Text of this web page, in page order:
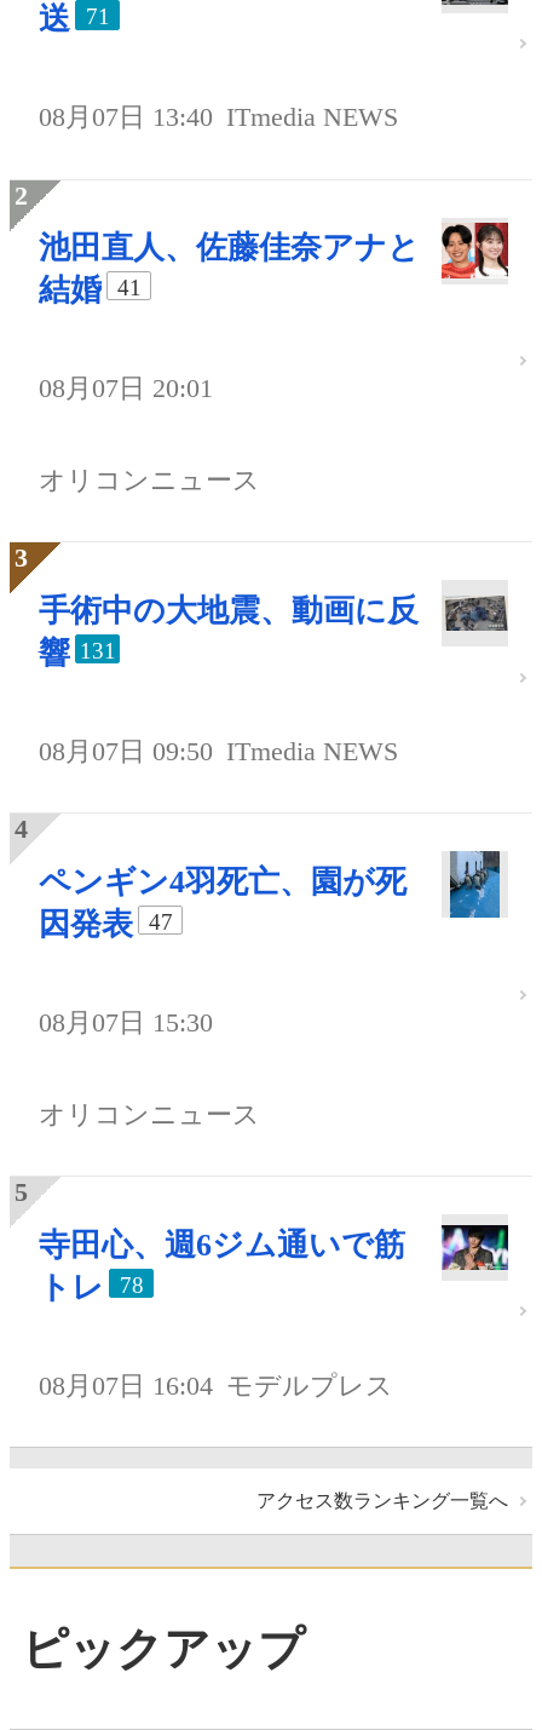
送
71
08月07日 13:40 ITmedia NEWS
池田直人、佐藤佳奈アナと
結婚
41
08月07日 20:01
オリコンニュース
手術中の大地震、動画に反
響 131
08月07日 09:50 ITmedia NEWS
ペンギン4羽死亡、園が死
因発表
47
08月07日 15:30
オリコンニュース
寺田心、週6ジム通いで筋
トレ
78
08月07日 16:04 モデルプレス
アクセス数ランキング一覧へ
ピックアップ